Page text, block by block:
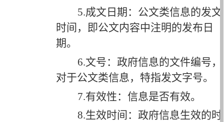
5.成文日期：公文类信息的发文
时间，即公文内容中注明的发布日
期。
6.文号：政府信息的文件编号，
对于公文类信息，特指发文字号。
7.有效性：信息是否有效。
8.生效时间：政府信息生效的时